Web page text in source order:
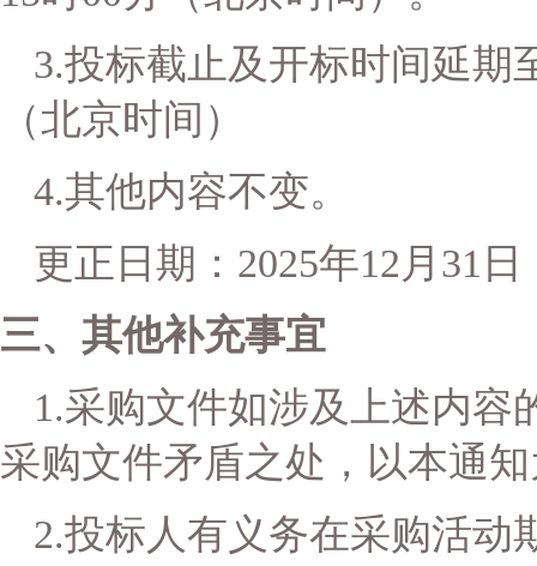
3.投标截止及开标时间延期
（北京时间）
4.其他内容不变。
更正日期： 2025年12月31日
三、其他补充事宜
1.采购文件如涉及上述内容
采购文件矛盾之处，以本通
2.投标人有义务在采购活动